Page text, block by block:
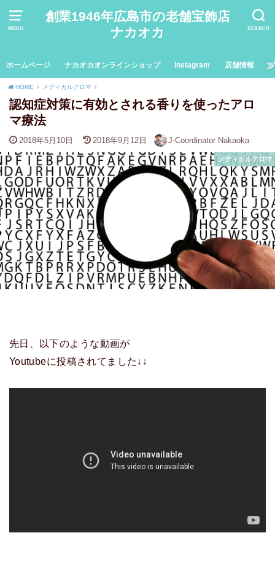
MENU SEARCH
創業1946年広島市の老舗宝飾店
ナカオカ
ホームページ ナカオカオンラインショップ Instagram 店舗情報
HOME メディカルアロマ
認知症対策に有効とされる香りを使ったアロ
マ療法
2018年5月10日 2018年9月12日 J-Coordinator Nakaoka
メディカルアロマ
先日、以下のような動画が
Youtubeに投稿されてました↓↓